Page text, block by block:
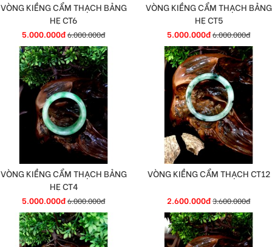
VÒNG KIỀNG CẨM THẠCH BẢNG
HẸ CT6
5.000.000đ6.000.000đ
VÒNG KIỀNG CẨM THẠCH BẢNG
HẸ CT5
5.000.000đ6.000.000đ
VÒNG KIỀNG CẨM THẠCH BẢNG
HẸ CT4
5.000.000đ6.000.000đ
VÒNG KIỀNG CẨM THẠCH CT12
2.600.000đ3.600.000đ